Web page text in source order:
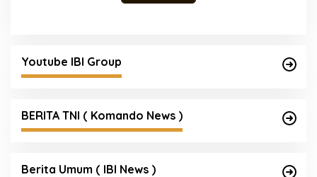
Youtube IBI Group
BERITA TNI ( Komando News )
Berita Umum ( IBI News )